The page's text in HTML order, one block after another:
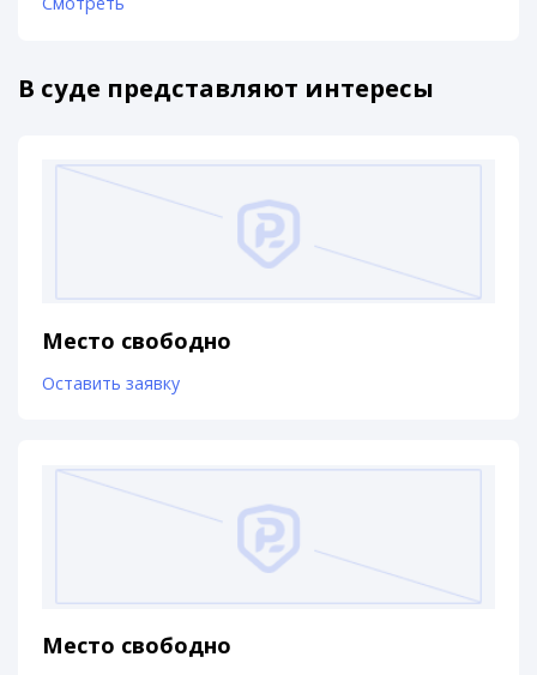
В суде представляют интересы
Место свободно
Оставить заявку
Место свободно